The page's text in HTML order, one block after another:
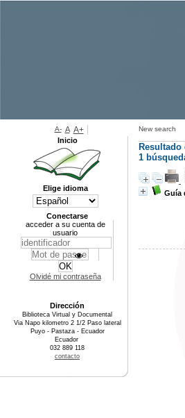
New search
1
Guía
A- A A+
Inicio
Elige idioma
Conectarse
acceder a su cuenta de
usuario
Olvidé mi contraseña
Dirección
Biblioteca Virtual y Documental
Via Napo kilometro 2 1/2 Paso lateral
Puyo - Pastaza - Ecuador
Ecuador
032 889 118
contacto